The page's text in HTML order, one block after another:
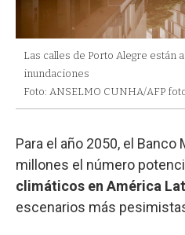
Las calles de Porto Alegre están
inundaciones
Foto: ANSELMO CUNHA/AFP
Para el año 2050, el Banco
millones el número
climáticos en América
escenarios más